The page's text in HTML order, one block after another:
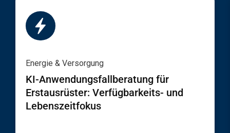
Energie & Versorgung
KI-Anwendungsfallberatung für
Erstausrüster: Verfügbarkeits- und
Lebenszeitfokus